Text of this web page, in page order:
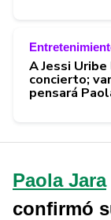
A Jessi
concierto;
pensará
Paola Jara
confirmó